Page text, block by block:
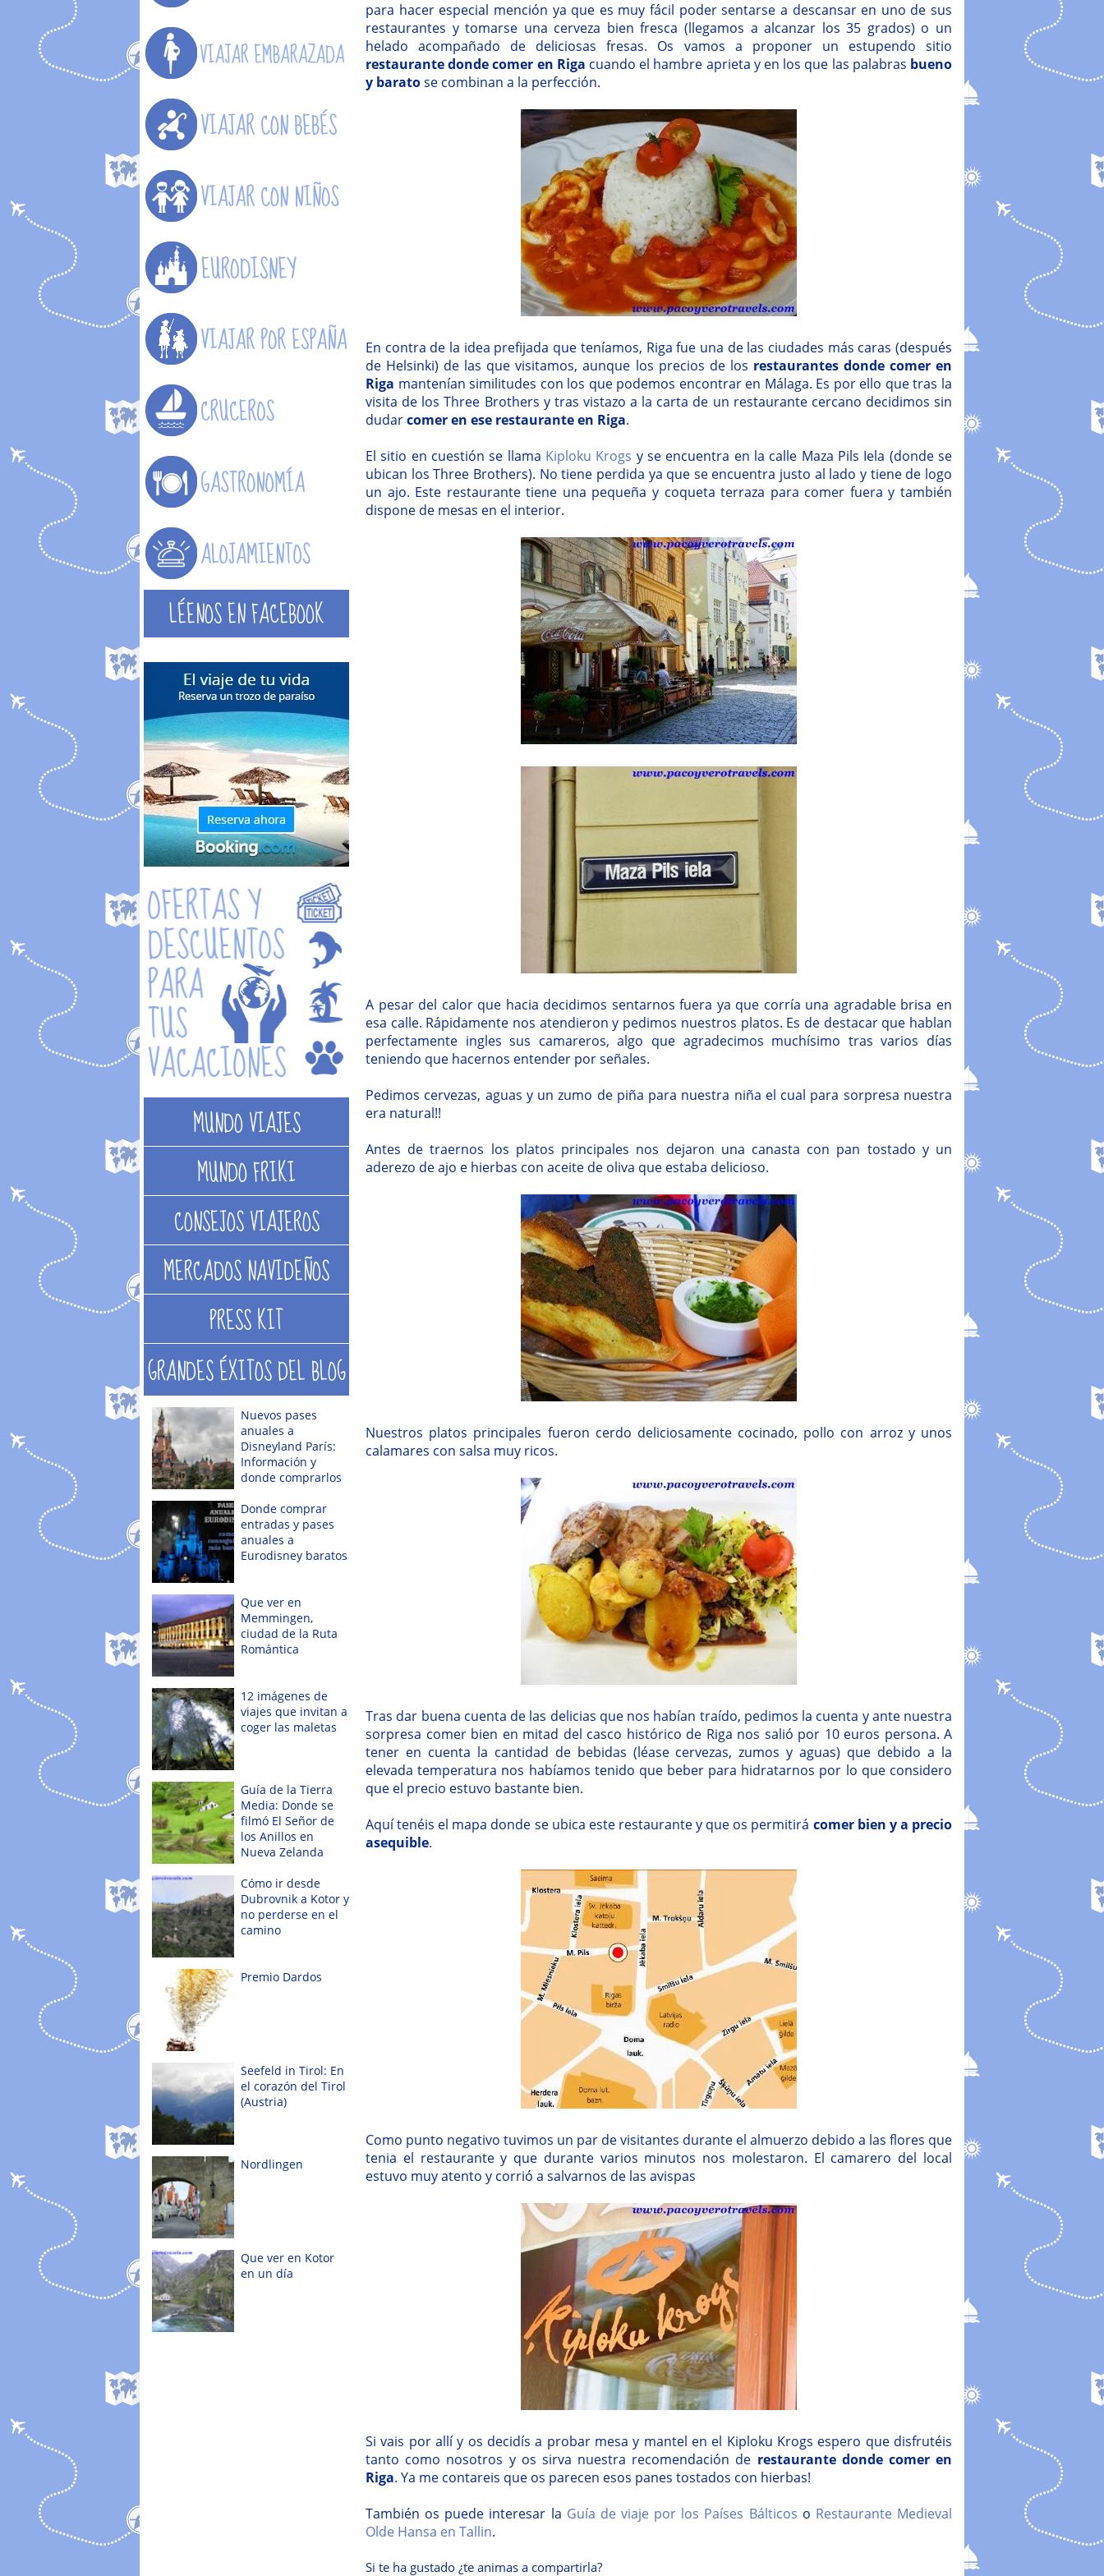
para hacer especial mención ya que es muy fácil poder sentarse a descansar en uno de sus
restaurantes y tomarse una cerveza bien fresca (llegamos a alcanzar los 35 grados) o un
helado acompañado de deliciosas fresas. Os vamos a proponer un estupendo sitio
restaurante donde comer en Riga cuando el hambre aprieta y en los que las palabras bueno
y baratose combinan a la perfección.
En contra de la idea prefijada que teníamos, Riga fue una de las ciudades más caras (después
de Helsinki) de las que visitamos, aunque los precios de los restaurantes donde comer en
Riga mantenían similitudes con los que podemos encontrar en Málaga. Es por ello que tras la
visita de los Three Brothers y tras vistazo a la carta de un restaurante cercano decidimos sin
dudarcomer en ese restaurante en Riga.
El sitio en cuestión se llama Kiploku Krogs y se encuentra en la calle Maza Pils Iela (donde se
ubican los Three Brothers). No tiene perdida ya que se encuentra justo al lado y tiene de logo
un ajo. Este restaurante tiene una pequeña y coqueta terraza para comer fuera y también
dispone de mesas en el interior.
A pesar del calor que hacia decidimos sentarnos fuera ya que corría una agradable brisa en
esa calle. Rápidamente nos atendieron y pedimos nuestros platos. Es de destacar que hablan
perfectamente ingles sus camareros, algo que agradecimos muchísimo tras varios días
teniendo que hacernos entender por señales.
Pedimos cervezas, aguas y un zumo de piña para nuestra niña el cual para sorpresa nuestra
era natural!!
Antes de traernos los platos principales nos dejaron una canasta con pan tostado y un
aderezo de ajo e hierbas con aceite de oliva que estaba delicioso.
Nuestros platos principales fueron cerdo deliciosamente cocinado, pollo con arroz y unos
calamares con salsa muy ricos.
Tras dar buena cuenta de las delicias que nos habían traído, pedimos la cuenta y ante nuestra
sorpresa comer bien en mitad del casco histórico de Riga nos salió por 10 euros persona. A
tener en cuenta la cantidad de bebidas (léase cervezas, zumos y aguas) que debido a la
elevada temperatura nos habíamos tenido que beber para hidratarnos por lo que considero
que el precio estuvo bastante bien.
Aquí tenéis el mapa donde se ubica este restaurante y que os permitirá comer bien y a precio
asequible.
Como punto negativo tuvimos un par de visitantes durante el almuerzo debido a las flores que
tenia el restaurante y que durante varios minutos nos molestaron. El camarero del local
estuvo muy atento y corrió a salvarnos de las avispas
Si vais por allí y os decidís a probar mesa y mantel en el Kiploku Krogs espero que disfrutéis
tanto como nosotros y os sirva nuestra recomendación de restaurante donde comer en
Riga. Ya me contareis que os parecen esos panes tostados con hierbas!
También os puede interesar la Guía de viaje por los Países Bálticos o Restaurante Medieval
Olde Hansa en Tallin.
Si te ha gustado ¿te animas a compartirla?
LÉENOS EN FACEBOOK
MUNDO VIAJES
MUNDO FRIKI
CONSEJOS VIAJEROS
MERCADOS NAVIDEÑOS
PRESS KIT
GRANDES ÉXITOS DEL BLOG
Nuevos pases
anuales a
Disneyland París:
Información y
donde comprarlos
Donde comprar
entradas y pases
anuales a
Eurodisney baratos
Que ver en
Memmingen,
ciudad de la Ruta
Romántica
12 imágenes de
viajes que invitan a
coger las maletas
Guía de la Tierra
Media: Donde se
filmó El Señor de
los Anillos en
Nueva Zelanda
Cómo ir desde
Dubrovnik a Kotor y
no perderse en el
camino
Premio Dardos
Seefeld in Tirol: En
el corazón del Tirol
(Austria)
Nordlingen
Que ver en Kotor
en un día